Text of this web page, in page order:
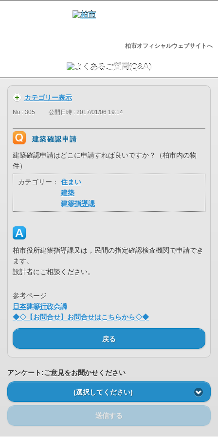
柏市オフィシャルウェブサイトへ
カテゴリー表示
No : 305 公開日時 : 2017/01/06 19:14
建築確認申請
建築確認申請はどこに申請すれば良いですか？（柏市内の物
件）
カテゴリー：
住まい
建築
建築指導課
柏市役所建築指導課又は，民間の指定確認検査機関で申請でき
ます。
設計者にご相談ください。
参考ページ
日本建築行政会議
◆◇【お問合せ】お問合せはこちらから◇◆
戻る
アンケート:ご意見をお聞かせください
(選択してください)
送信する